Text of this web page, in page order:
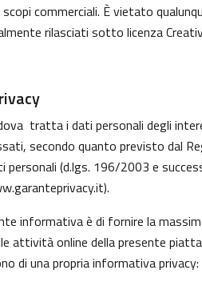
commerciali. È vietato
rilasciati sotto licenza
tratta i dati personali degli
secondo quanto previsto dal
personali (d.lgs. 196/2003 e
).
informativa è di fornire la
attività online della presente
di una propria informativa